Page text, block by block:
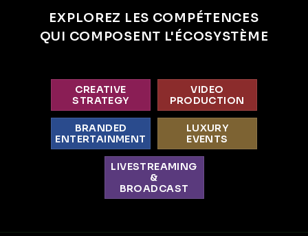
EXPLOREZ LES COMPÉTENCES
QUI COMPOSENT L'ÉCOSYSTÈME
CREATIVE
STRATEGY
VIDEO
PRODUCTION
BRANDED
ENTERTAINMENT
LUXURY
EVENTS
LIVESTREAMING
&
BROADCAST